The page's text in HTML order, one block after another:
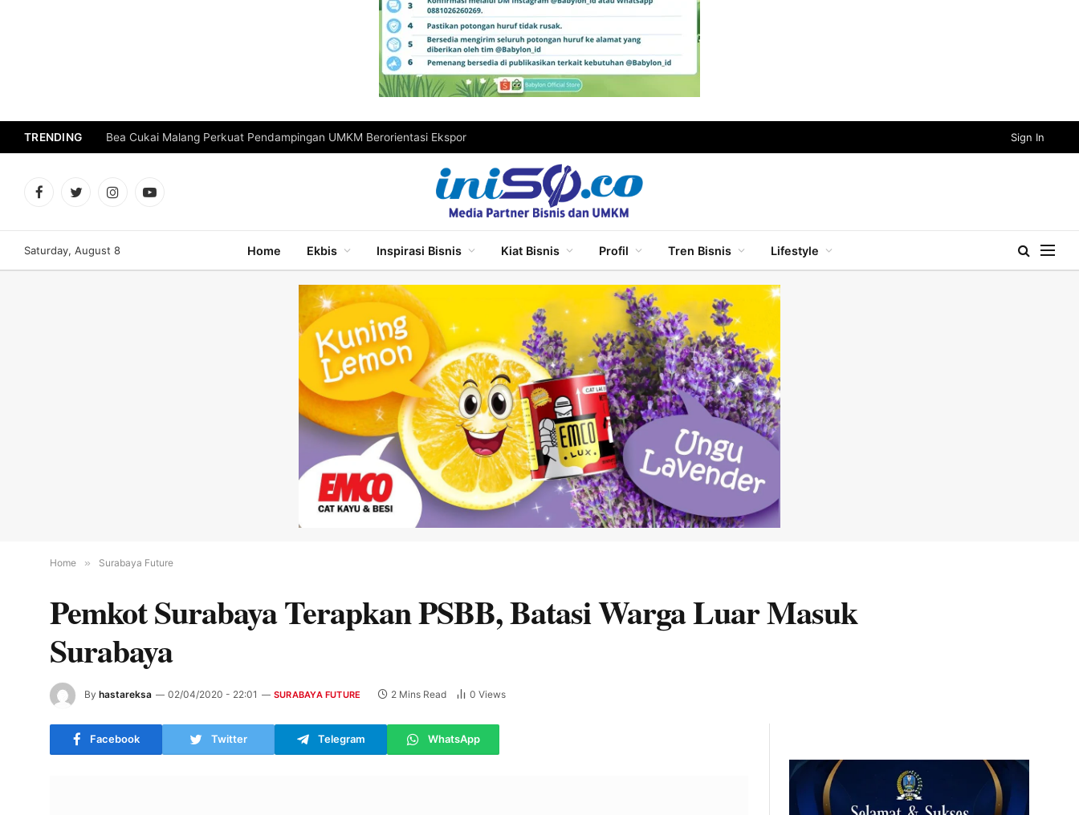
TRENDING Bea Cukai Malang Perkuat Pendampingan UMKM Berorientasi Ekspor Sign In
FacebookTwitterInstagramYouTube
Saturday, August 8 Home Ekbis Inspirasi Bisnis Kiat Bisnis Profil Tren Bisnis Lifestyle
Home » Surabaya Future
Pemkot Surabaya Terapkan PSBB, Batasi Warga Luar Masuk
Surabaya
By hastareksa 02/04/2020 - 22:01 SURABAYA FUTURE 2 Mins Read 0Views
Facebook Twitter Telegram WhatsApp